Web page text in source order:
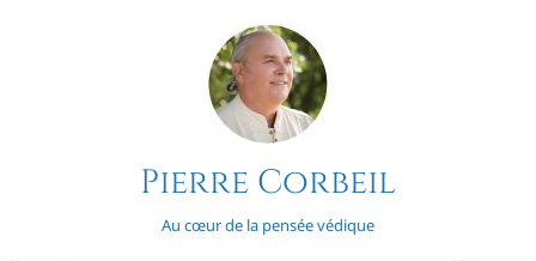
Pierre Corbeil
Au cœur de la pensée védique
La question de l’origine des Védas